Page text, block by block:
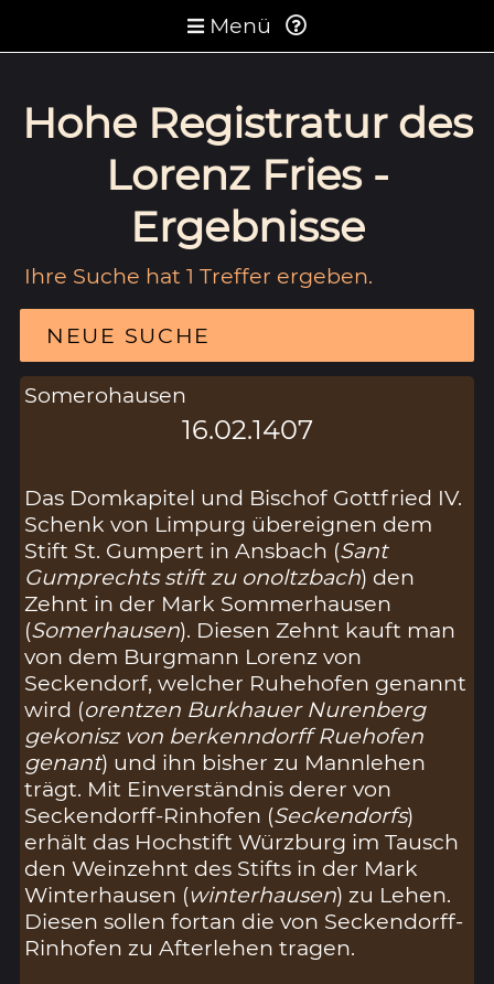
Menü
Hohe Registratur des
Lorenz Fries -
Ergebnisse
Ihre Suche hat 1 Treffer ergeben.
NEUE SUCHE
Somerohausen
16.02.1407
Das Domkapitel und Bischof Gottfried IV.
Schenk von Limpurg übereignen dem
Stift St. Gumpert in Ansbach (Sant
Gumprechts stift zu onoltzbach) den
Zehnt in der Mark Sommerhausen
(Somerhausen). Diesen Zehnt kauft man
von dem Burgmann Lorenz von
Seckendorf, welcher Ruhehofen genannt
wird (orentzen Burkhauer Nurenberg
gekonisz von berkenndorff Ruehofen
genant) und ihn bisher zu Mannlehen
trägt. Mit Einverständnis derer von
Seckendorff-Rinhofen (Seckendorfs)
erhält das Hochstift Würzburg im Tausch
den Weinzehnt des Stifts in der Mark
Winterhausen (winterhausen) zu Lehen.
Diesen sollen fortan die von Seckendorff-
Rinhofen zu Afterlehen tragen.